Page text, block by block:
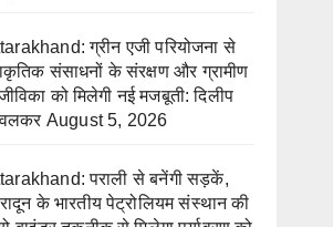
ग्रीन एजी परियोजना से
संसाधनों के संरक्षण और ग्रामीण
को मिलेगी नई मजबूती: दिलीप
August 5, 2026
पराली से बनेंगी सड़कें,
के भारतीय पेट्रोलियम संस्थान की